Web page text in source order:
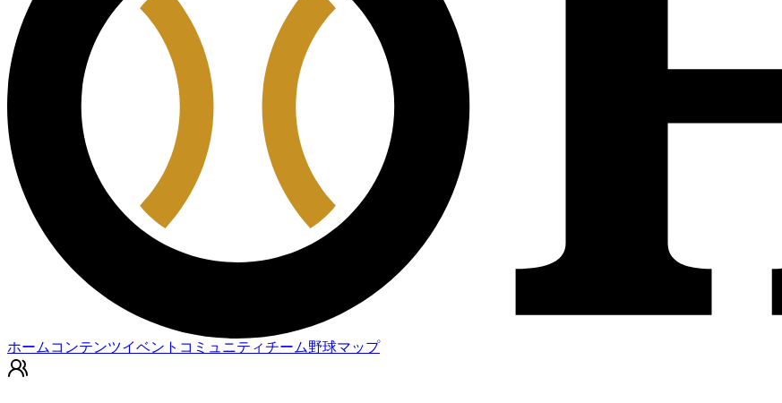
ホーム コンテンツイベント コミュニティチーム野球マップ